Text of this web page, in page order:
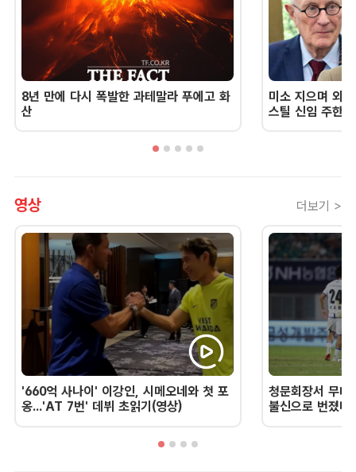
8년 만에 다시 폭발한 과테말라 푸에고 화
산
미소 지으며 외
스틸 신임 주한
영상 더보기 >
'660억 사나이' 이강인, 시메오네와 첫 포
옹...'AT 7번' 데뷔 초읽기(영상)
청문회장서 무너
불신으로 번졌